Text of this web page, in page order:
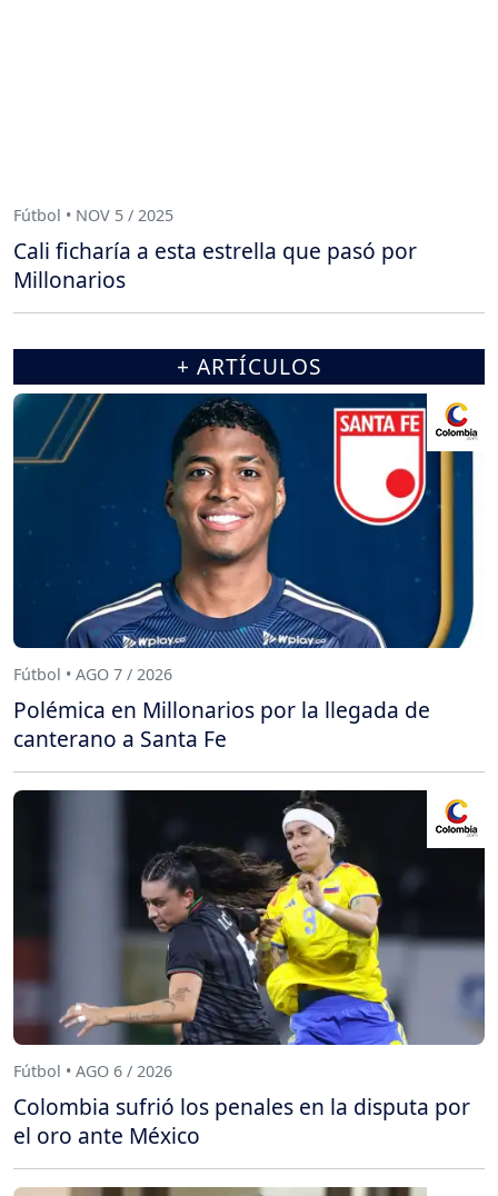
Fútbol • NOV 5 / 2025
Cali ficharía a esta estrella que pasó por
Millonarios
+ ARTÍCULOS
Fútbol • AGO 7 / 2026
Polémica en Millonarios por la llegada de
canterano a Santa Fe
Fútbol • AGO 6 / 2026
Colombia sufrió los penales en la disputa por
el oro ante México